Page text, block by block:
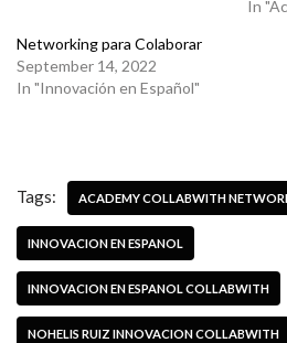
In
Networking para Colaborar
September 14, 2022
In "Innovación en Español"
Tags: ACADEMY COLLABWITH
INNOVACION EN ESPANOL
INNOVACION EN ESPANOL COLLABWITH
NOHELIS RUIZ INNOVACION COLLABWITH